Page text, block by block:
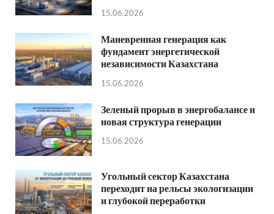
15.06.2026
Маневренная генерация как
фундамент энергетической
независимости Казахстана
15.06.2026
Зеленый прорыв в энергобалансе и
новая структура генерации
15.06.2026
Угольный сектор Казахстана
переходит на рельсы экологизации
и глубокой переработки